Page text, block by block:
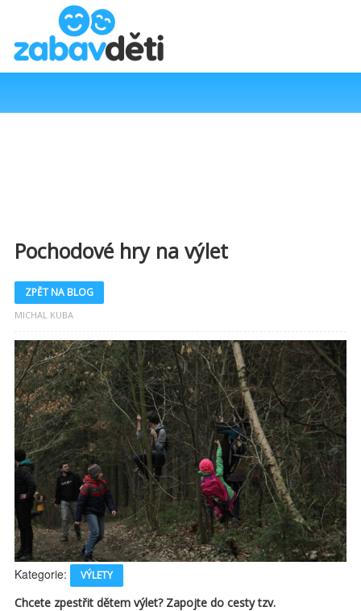
Pochodové hry na výlet
ZPĚT NA BLOG
MICHAL KUBA
Kategorie: VÝLETY
Chcete zpestřit dětem výlet? Zapojte do cesty tzv.